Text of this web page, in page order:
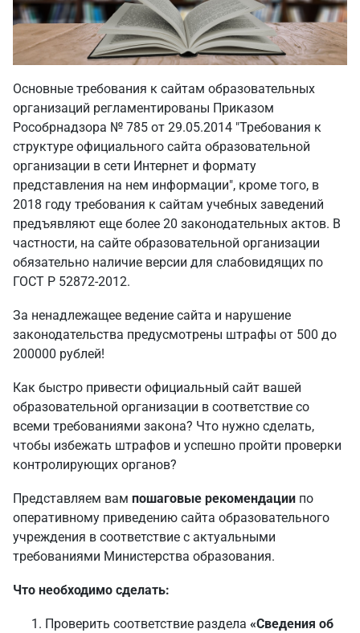
Основные требования к сайтам образовательных
организаций регламентированы Приказом
Рособрнадзора № 785 от 29.05.2014 "Требования к
структуре официального сайта образовательной
организации в сети Интернет и формату
представления на нем информации", кроме того, в
2018 году требования к сайтам учебных заведений
предъявляют еще более 20 законодательных актов. В
частности, на сайте образовательной организации
обязательно наличие версии для слабовидящих по
ГОСТ Р 52872-2012.
За ненадлежащее ведение сайта и нарушение
законодательства предусмотрены штрафы от 500 до
200000 рублей!
Как быстро привести официальный сайт вашей
образовательной организации в соответствие со
всеми требованиями закона? Что нужно сделать,
чтобы избежать штрафов и успешно пройти проверки
контролирующих органов?
Представляем вам пошаговые рекомендации по
оперативному приведению сайта образовательного
учреждения в соответствие с актуальными
требованиями Министерства образования.
Что необходимо сделать:
Проверить соответствие раздела «Сведения об